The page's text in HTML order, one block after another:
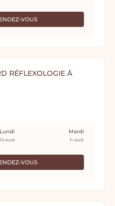
VOUS
RÉFLEXOLOGIE À
VOUS
Lundi
10 Août
Mardi
11 Août